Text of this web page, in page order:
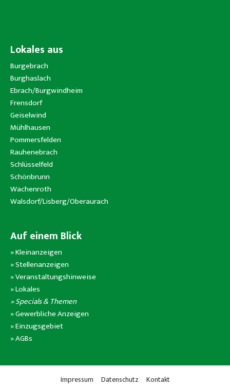
Lokales aus
Burgebrach
Burghaslach
Ebrach/Burgwindheim
Frensdorf
Geiselwind
Mühlhausen
Pommersfelden
Rauhenebrach
Schlüsselfeld
Schönbrunn
Wachenroth
Walsdorf/Lisberg/Oberaurach
Auf einem Blick
»Kleinanzeigen
»Stellenanzeigen
»Veranstaltungshinweise
»Lokales
» Specials & Themen
»Gewerbliche Anzeigen
»Einzugsgebiet
»AGBs
Impressum Datenschutz
Kontakt